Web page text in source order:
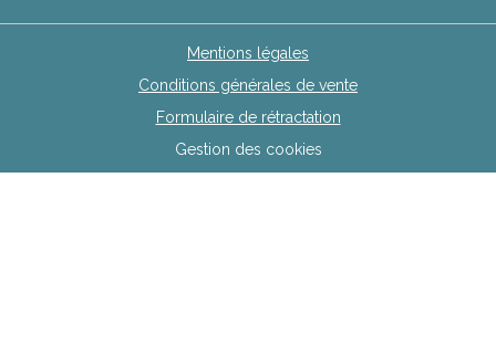
Mentions légales
Conditions générales de vente
Formulaire de rétractation
Gestion des cookies